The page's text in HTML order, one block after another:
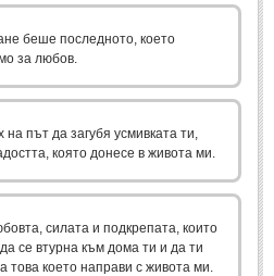
(1)
(1)
беше последното, което
за любов.
път да загубя усмивката ти,
която донесе в живота ми.
силата и подкрепата, които
се втурна към дома ти и да ти
това което направи с живота ми.